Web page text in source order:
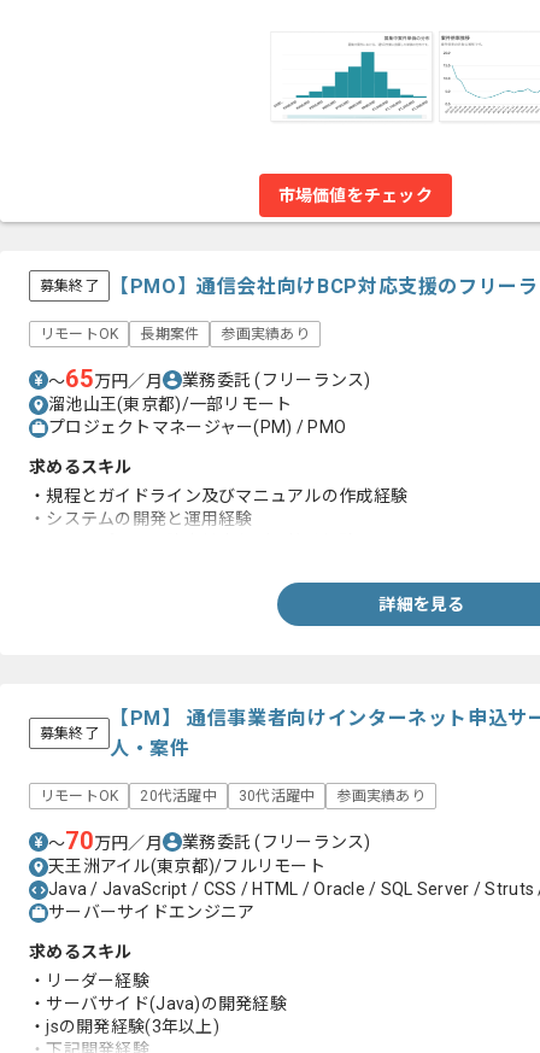
市場価値をチェック
募集終了 【PMO】通信会社向けBCP対応支援のフリー
リモートOK 長期案件 参画実績あり
〜65万円／月 業務委託(フリーランス)
溜池山王(東京都)/一部リモート
プロジェクトマネージャー(PM) / PMO
求めるスキル
・規程とガイドライン及びマニュアルの作成経験
・システムの開発と運用経験
詳細を見る
募集終了
【PM】 通信事業者向けインターネット申込サ
人・案件
リモートOK 20代活躍中 30代活躍中 参画実績あり
〜70万円／月 業務委託(フリーランス)
天王洲アイル(東京都)/フルリモート
Java / JavaScript / CSS / HTML / Oracle / SQL Server /
サーバーサイドエンジニア
求めるスキル
・リーダー経験
・サーバサイド(Java)の開発経験
・jsの開発経験(3年以上)